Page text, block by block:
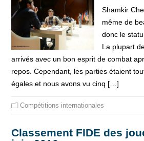
Shamkir
même de
donc le
La plupart
arrivés avec un bon esprit de combat
repos. Cependant, les parties étaient
égales et nous avons vu cinq […]
Compétitions internationales
Classement FIDE des